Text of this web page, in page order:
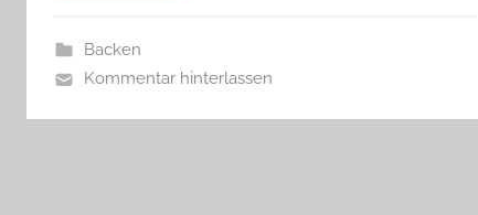
Backen
Kommentar hinterlassen